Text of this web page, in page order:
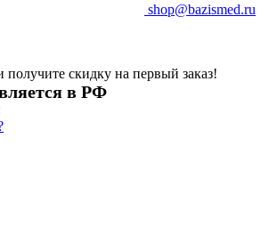
shop@bazismed.ru
получите скидку на первый заказ!
в РФ